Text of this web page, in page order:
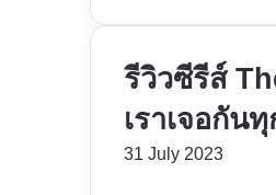
รีวิวซีรีส์
เราเจอกัน
31 July 2023